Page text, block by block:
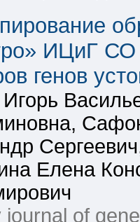
ИЦиГ
генов
Елена
journal of